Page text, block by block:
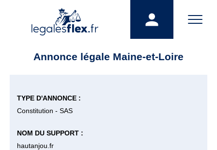
Annonce légale Maine-et-Loire
TYPE D'ANNONCE :
Constitution - SAS
NOM DU SUPPORT :
hautanjou.fr